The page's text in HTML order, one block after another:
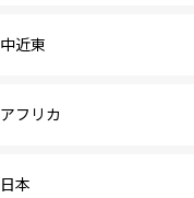
中近東
アフリカ
日本